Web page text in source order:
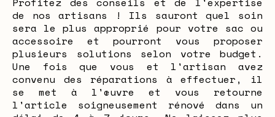
de nos artisans ! Ils sauront quel soin
sera le plus approprié pour votre sac ou
accessoire et pourront vous proposer
plusieurs solutions selon votre budget.
Une fois que vous et l'artisan avez
convenu des réparations à effectuer, il
se met à l'œuvre et vous retourne
l'article soigneusement rénové dans un